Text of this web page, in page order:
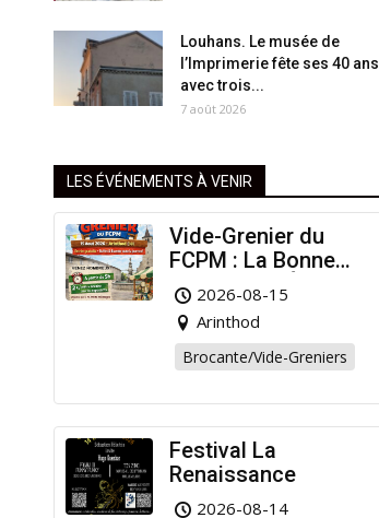
Louhans. Le musée de
l’Imprimerie fête ses 40 ans
avec trois...
7 août 2026
LES ÉVÉNEMENTS À VENIR
Vide-Grenier du
FCPM : La Bonne
Affaire de l’Été à
Arinthod !
2026-08-15
Arinthod
Brocante/Vide-Greniers
Festival La
Renaissance
2026-08-14